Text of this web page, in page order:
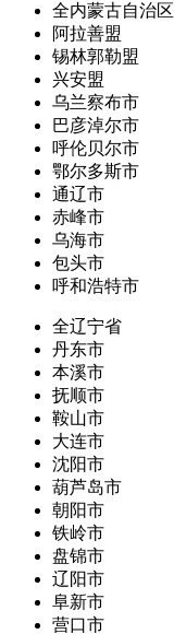
全内蒙古自治区
阿拉善盟
锡林郭勒盟
兴安盟
乌兰察布市
巴彦淖尔市
呼伦贝尔市
鄂尔多斯市
通辽市
赤峰市
乌海市
包头市
呼和浩特市
全辽宁省
丹东市
本溪市
抚顺市
鞍山市
大连市
沈阳市
葫芦岛市
朝阳市
铁岭市
盘锦市
辽阳市
阜新市
营口市